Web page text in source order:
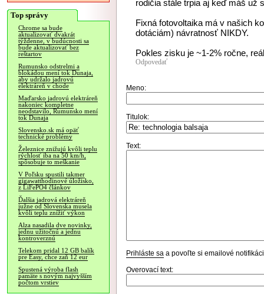
Top správy
Chrome sa bude
aktualizovať dvakrát
týždenne, v budúcnosti sa
bude aktualizovať bez
reštartov
Rumunsko odstrelmi a
blokádou mení tok Dunaja,
aby udržalo jadrovú
elektráreň v chode
Maďarsko jadrovú elektráreň
nakoniec kompletne
neodstavilo, Rumunsko mení
tok Dunaja
Slovensko.sk má opäť
technické problémy
Železnice znižujú kvôli teplu
rýchlosť iba na 50 km/h,
spôsobuje to meškanie
V Poľsku spustili takmer
gigawatthodinové úložisko,
z LiFePO4 článkov
Ďalšia jadrová elektráreň
južne od Slovenska musela
kvôli teplu znížiť výkon
Alza nasadila dve novinky,
jednu užitočnú a jednu
kontroverznú
Telekom pridal 12 GB balík
pre Easy, chce zaň 12 eur
Spustená výroba flash
pamäte s novým najvyšším
počtom vrstiev
rodičia stále trpia aj keď máš už
Fixná fotovoltaika má v našich
dotáciám) návratnosť NIKDY.
Pokles zisku je ~1-2% ročne,
Odpovedať
Meno:
Titulok:
Text:
Prihláste sa a povoľte si emailové
Overovací text: